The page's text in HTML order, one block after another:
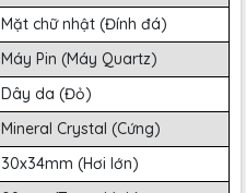
Mặt chữ nhật (Đính đá)
Máy Pin (Máy Quartz)
Dây da (Đỏ)
Mineral Crystal (Cứng)
30x34mm (Hơi lớn)